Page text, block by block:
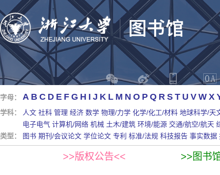
字母： A B C D E F G H I J K L M N O P Q R S T U V W X
学科： 人文 社科 管理 经济 数学 物理/力学 化学/化工/材料 地球科学/天
电子电气 计算机/网络 机械 土木/建筑 环境/能源 交通/航空/航天
类型：
图书 期刊/会议论文 学位论文 专利 标准/法规 科技报告 事实数据
>>版权公告<< >>图书